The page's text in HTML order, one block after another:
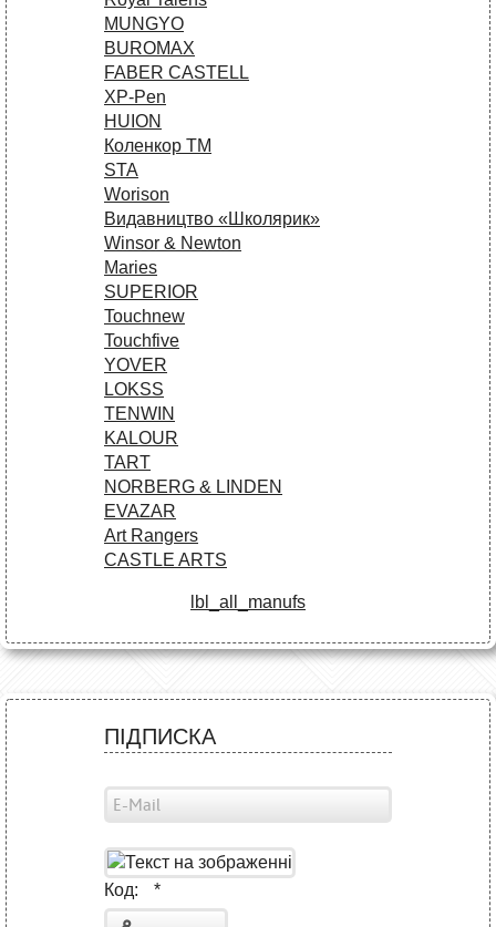
MUNGYO
BUROMAX
FABER CASTELL
XP-Pen
HUION
Коленкор ТМ
STA
Worison
Видавництво «Школярик»
Winsor & Newton
Maries
SUPERIOR
Touchnew
Touchfive
YOVER
LOKSS
TENWIN
KALOUR
TART
NORBERG & LINDEN
EVAZAR
Art Rangers
CASTLE ARTS
lbl_all_manufs
ПІДПИСКА
Код: *